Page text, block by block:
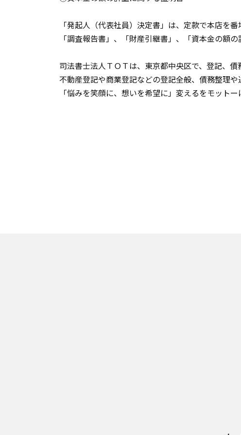
「発起人（代表社員）決定書」は、定款で本店を
「調査報告書」、「財産引継書」、「資本金の額
司法書士法人ＴＯＴは、東京都中央区で、登記、
不動産登記や商業登記などの登記全般、債務整理
「悩みを笑顔に、想いを希望に」変えるをモット